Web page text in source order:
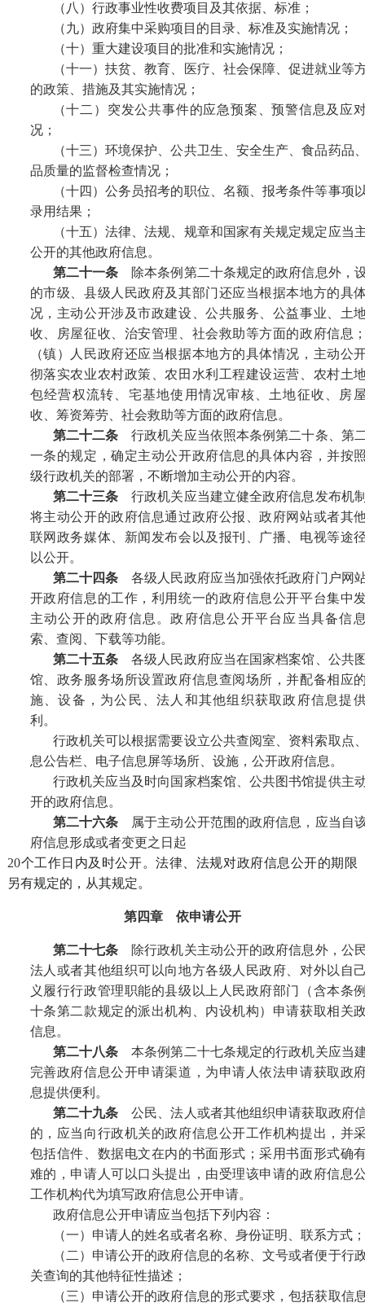
（八）行政事业性收费项目及其依据、标准；
（九）政府集中采购项目的目录、标准及实施情况；
（十）重大建设项目的批准和实施情况；
（十一）扶贫、教育、医疗、社会保障、促进就业等
的政策、措施及其实施情况；
（十二）突发公共事件的应急预案、预警信息及应
况；
（十三）环境保护、公共卫生、安全生产、食品药品
品质量的监督检查情况；
（十四）公务员招考的职位、名额、报考条件等事项
录用结果；
（十五）法律、法规、规章和国家有关规定规定应当
公开的其他政府信息。
第二十一条 除本条例第二十条规定的政府信息外，
的市级、县级人民政府及其部门还应当根据本地方的具
况，主动公开涉及市政建设、公共服务、公益事业、土
收、房屋征收、治安管理、社会救助等方面的政府信息
（镇）人民政府还应当根据本地方的具体情况，主动公
彻落实农业农村政策、农田水利工程建设运营、农村土
包经营权流转、宅基地使用情况审核、土地征收、房
收、筹资筹劳、社会救助等方面的政府信息。
第二十二条 行政机关应当依照本条例第二十条、第
一条的规定，确定主动公开政府信息的具体内容，并按
级行政机关的部署，不断增加主动公开的内容。
第二十三条 行政机关应当建立健全政府信息发布机
将主动公开的政府信息通过政府公报、政府网站或者其
联网政务媒体、新闻发布会以及报刊、广播、电视等途
以公开。
第二十四条 各级人民政府应当加强依托政府门户网
开政府信息的工作，利用统一的政府信息公开平台集中
主动公开的政府信息。政府信息公开平台应当具备信
索、查阅、下载等功能。
第二十五条 各级人民政府应当在国家档案馆、公共
馆、政务服务场所设置政府信息查阅场所，并配备相应
施、设备，为公民、法人和其他组织获取政府信息提
利。
行政机关可以根据需要设立公共查阅室、资料索取点
息公告栏、电子信息屏等场所、设施，公开政府信息。
行政机关应当及时向国家档案馆、公共图书馆提供主
开的政府信息。
第二十六条 属于主动公开范围的政府信息，应当自
府信息形成或者变更之日起
20个工作日内及时公开。法律、法规对政府信息公开的期限
另有规定的，从其规定。
第四章 依申请公开
第二十七条 除行政机关主动公开的政府信息外，公
法人或者其他组织可以向地方各级人民政府、对外以自
义履行行政管理职能的县级以上人民政府部门（含本条
十条第二款规定的派出机构、内设机构）申请获取相关
信息。
第二十八条 本条例第二十七条规定的行政机关应当
完善政府信息公开申请渠道，为申请人依法申请获取政
息提供便利。
第二十九条 公民、法人或者其他组织申请获取政府
的，应当向行政机关的政府信息公开工作机构提出，并
包括信件、数据电文在内的书面形式；采用书面形式确
难的，申请人可以口头提出，由受理该申请的政府信息
工作机构代为填写政府信息公开申请。
政府信息公开申请应当包括下列内容：
（一）申请人的姓名或者名称、身份证明、联系方式；
（二）申请公开的政府信息的名称、文号或者便于行
关查询的其他特征性描述；
（三）申请公开的政府信息的形式要求，包括获取信